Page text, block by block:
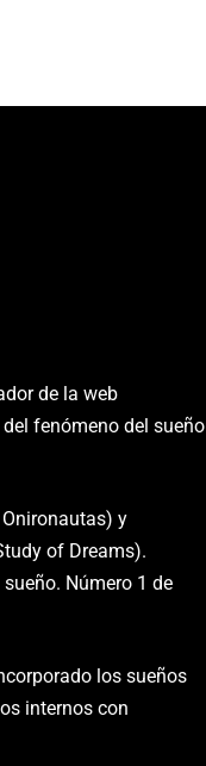
de la web
fenómeno del sueño
y
of Dreams).
Número 1 de
los sueños
internos con